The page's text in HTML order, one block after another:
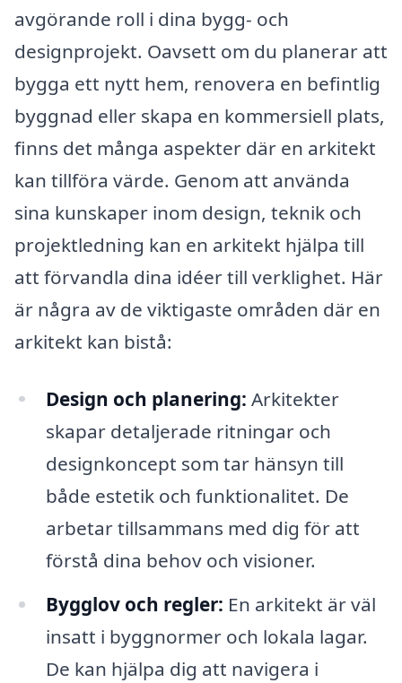
avgörande roll i dina bygg- och
designprojekt. Oavsett om du planerar att
bygga ett nytt hem, renovera en befintlig
byggnad eller skapa en kommersiell plats,
finns det många aspekter där en arkitekt
kan tillföra värde. Genom att använda
sina kunskaper inom design, teknik och
projektledning kan en arkitekt hjälpa till
att förvandla dina idéer till verklighet. Här
är några av de viktigaste områden där en
arkitekt kan bistå:
Design och planering: Arkitekter
skapar detaljerade ritningar och
designkoncept som tar hänsyn till
både estetik och funktionalitet. De
arbetar tillsammans med dig för att
förstå dina behov och visioner.
Bygglov och regler: En arkitekt är väl
insatt i byggnormer och lokala lagar.
De kan hjälpa dig att navigera i